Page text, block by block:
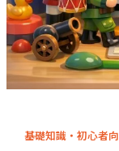
基礎知識・初心者